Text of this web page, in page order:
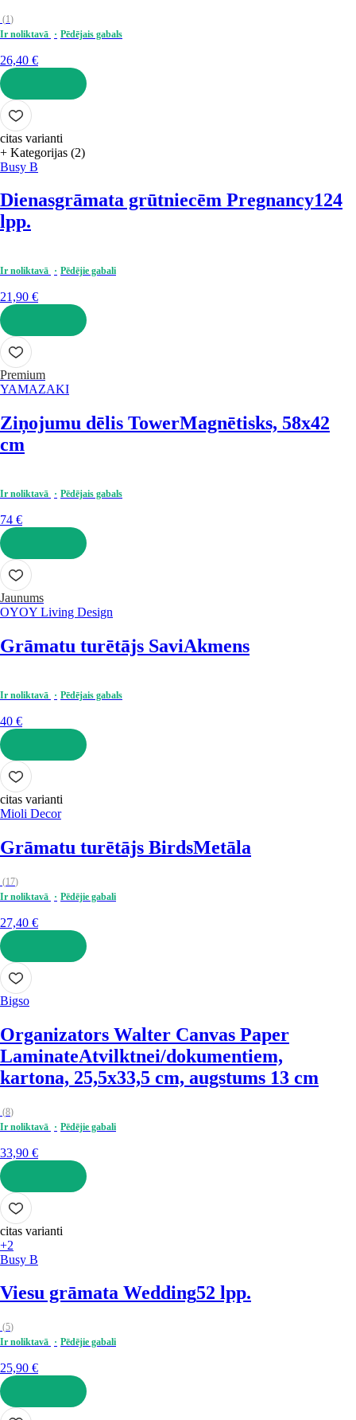
(1)
Ir noliktavā
Pēdējais gabals
26,40 €
LIKT GROZĀ
citas varianti
+ Kategorijas (2)
Busy B
Dienasgrāmata grūtniecēm Pregnancy124
lpp.
Ir noliktavā Pēdējie gabali
21,90 €
LIKT GROZĀ
Premium
YAMAZAKI
Ziņojumu dēlis TowerMagnētisks, 58x42
cm
Ir noliktavā Pēdējais gabals
74 €
LIKT GROZĀ
Jaunums
OYOY Living Design
Grāmatu turētājs SaviAkmens
Ir noliktavā Pēdējais gabals
40 €
LIKT GROZĀ
citas varianti
Mioli Decor
Grāmatu turētājs BirdsMetāla
(17)
Ir noliktavā
Pēdējie gabali
27,40 €
LIKT GROZĀ
Bigso
Organizators Walter Canvas Paper
LaminateAtvilktnei/dokumentiem,
kartona, 25,5x33,5 cm, augstums 13 cm
(8)
Ir noliktavā
Pēdējie gabali
33,90 €
LIKT GROZĀ
citas varianti
+2
Busy B
Viesu grāmata Wedding52 lpp.
(5)
Ir noliktavā
Pēdējie gabali
25,90 €
LIKT GROZĀ